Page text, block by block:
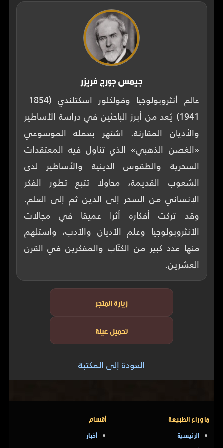
جيمس جورج فريزر
عالم أنثروبولوجيا وفولكلور اسكتلندي (1854–
1941) يُعد من أبرز الباحثين في دراسة الأساطير
والأديان المقارنة. اشتهر بعمله الموسوعي
«الغصن الذهبي» الذي تناول فيه المعتقدات
السحرية والطقوس الدينية والأساطير لدى
الشعوب القديمة، محاولاً تتبع تطور الفكر
الإنساني من السحر إلى الدين ثم إلى العلم.
وقد تركت أفكاره أثراً عميقاً في مجالات
الأنثروبولوجيا وعلم الأديان والأدب، واستلهم
منها عدد كبير من الكتّاب والمفكرين في القرن
العشرين.
زيارة المتجر
تحميل عينة
العودة إلى المكتبة
ما وراء الطبيعة
الرئيسية
أقسام
أخبار